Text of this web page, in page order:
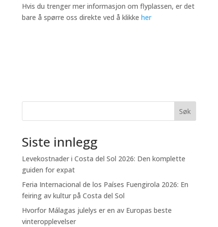
Hvis du trenger mer informasjon om flyplassen, er det
bare å spørre oss direkte ved å klikke her
Søk
Siste innlegg
Levekostnader i Costa del Sol 2026: Den komplette
guiden for expat
Feria Internacional de los Países Fuengirola 2026: En
feiring av kultur på Costa del Sol
Hvorfor Málagas julelys er en av Europas beste
vinteropplevelser